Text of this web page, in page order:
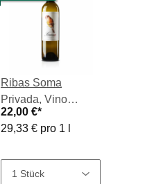
Ribas Soma
Privada, Vino
Blanco 2025, 0,75-l-
Flasche
22,00 €*
29,33 € pro 1 l